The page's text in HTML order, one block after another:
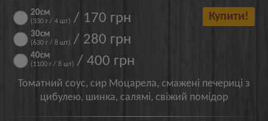
20см
(330 г / 4 шт) / 170 грн
30см
(630 г / 8 шт) / 280 грн
40см
(1100 г / 8 шт) / 400 грн
Купити!
Томатний соус, сир Моцарела, смажені печериці з
цибулею, шинка, салямі, свіжий помідор